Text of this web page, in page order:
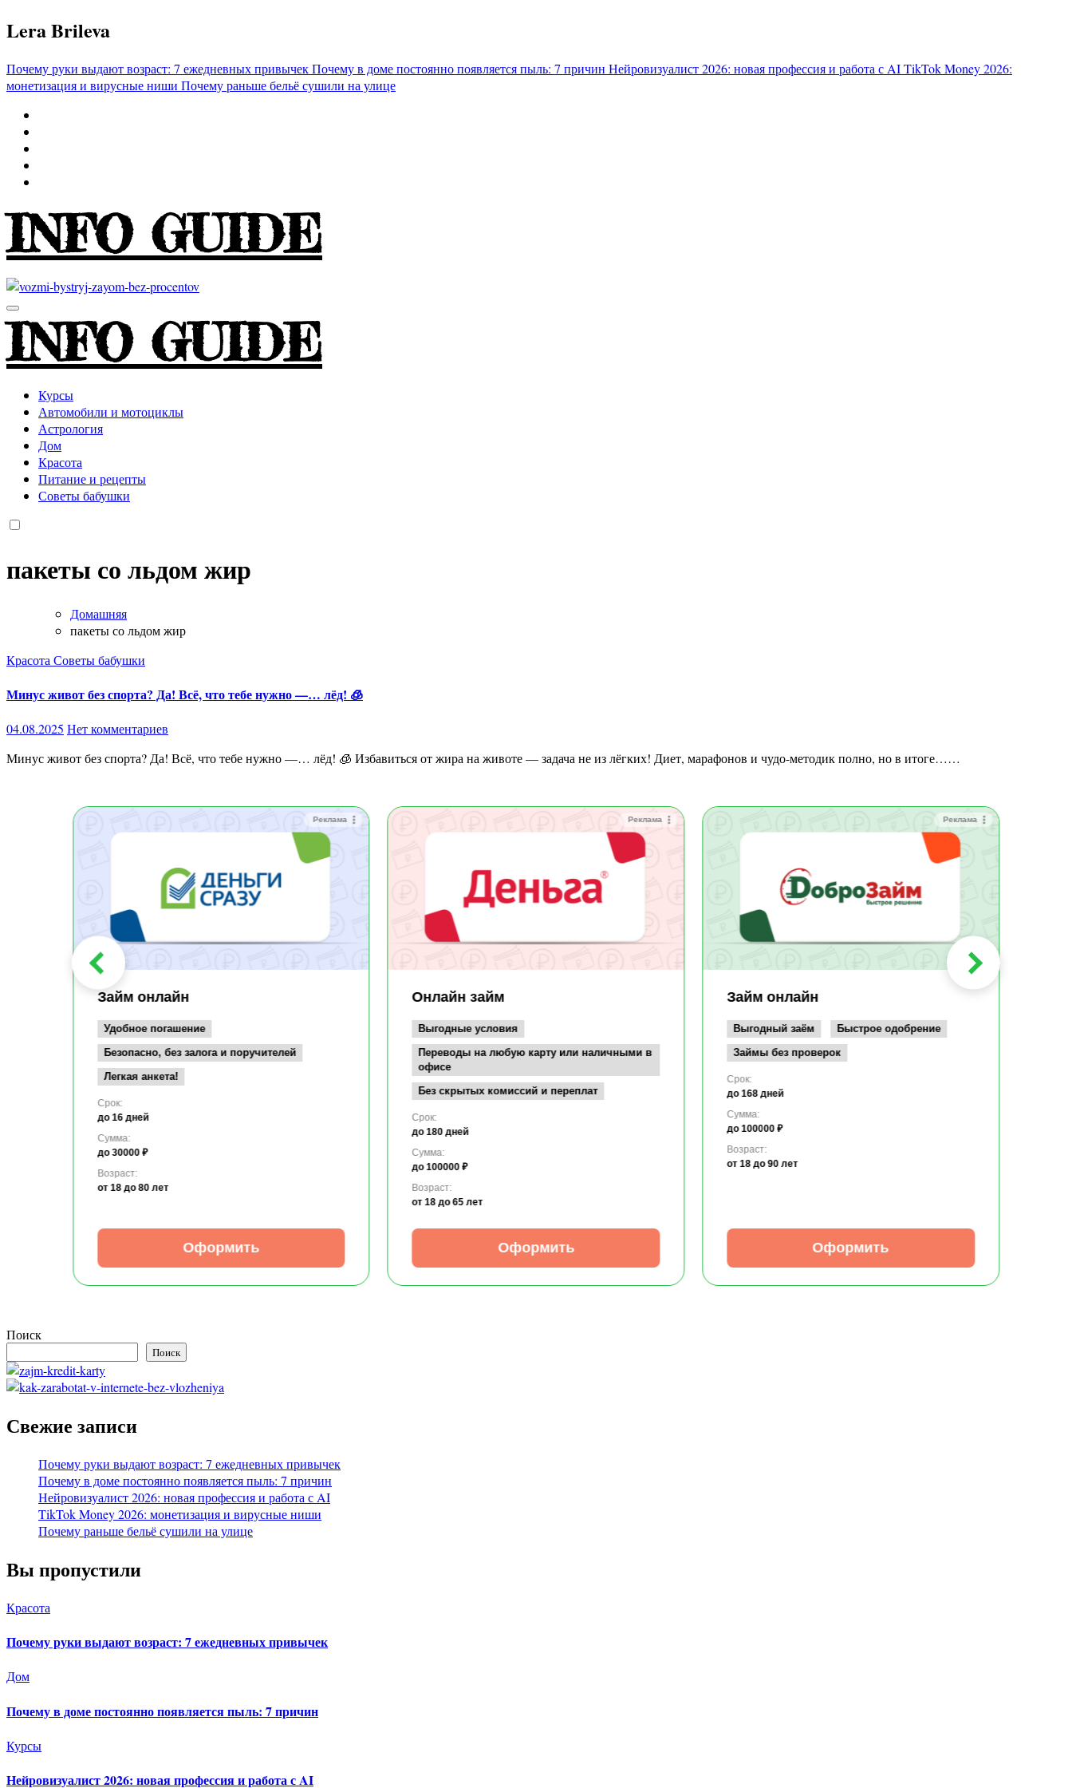
Перейти
к
Lera Brileva
Почему руки выдают возраст: 7 ежедневных привычекПочему в доме постоянно появляется пыль: 7 причин Нейровизуалист 2026: новая профессия и работа с AITikTok Money 2026:
монетизация и вирусные ниши Почему раньше бельё сушили на улице
INFO GUIDE
INFO GUIDE
Курсы
Автомобили и мотоциклы
Астрология
Дом
Красота
Питание и рецепты
Советы бабушки
пакеты со льдом жир
Домашняя
пакеты со льдом жир
Красота Советы бабушки
Минус живот без спорта? Да! Всё, что тебе нужно —… лёд! 🧊
04.08.2025 Нет комментариев
Минус живот без спорта? Да! Всё, что тебе нужно —… лёд! 🧊 Избавиться от жира на животе — задача не из лёгких! Диет, марафонов и чудо-методик полно, но в итоге……
Реклама
Займ онлайн
Удобное погашение
Безопасно, без залога и поручителей
Легкая анкета!
Срок:
до 16 дней
Сумма:
до 30000 ₽
Возраст:
от 18 до 80 лет
Оформить
Реклама
Онлайн займ
Выгодные условия
Переводы на любую карту или наличными в
офисе
Без скрытых комиссий и переплат
Срок:
до 180 дней
Сумма:
до 100000 ₽
Возраст:
от 18 до 65 лет
Оформить
Реклама
Займ онлайн
Выгодный заём
Быстрое одобрение
Займы без проверок
Срок:
до 168 дней
Сумма:
до 100000 ₽
Возраст:
от 18 до 90 лет
Оформить
Поиск
Поиск
Свежие записи
Почему руки выдают возраст: 7 ежедневных привычек
Почему в доме постоянно появляется пыль: 7 причин
Нейровизуалист 2026: новая профессия и работа с AI
TikTok Money 2026: монетизация и вирусные ниши
Почему раньше бельё сушили на улице
Вы пропустили
Красота
Почему руки выдают возраст: 7 ежедневных привычек
Дом
Почему в доме постоянно появляется пыль: 7 причин
Курсы
Нейровизуалист 2026: новая профессия и работа с AI